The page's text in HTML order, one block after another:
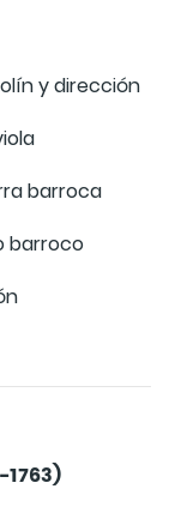
y dirección
barroca
barroco